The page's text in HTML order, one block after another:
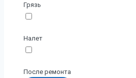
Грязь
Налет
После ремонта